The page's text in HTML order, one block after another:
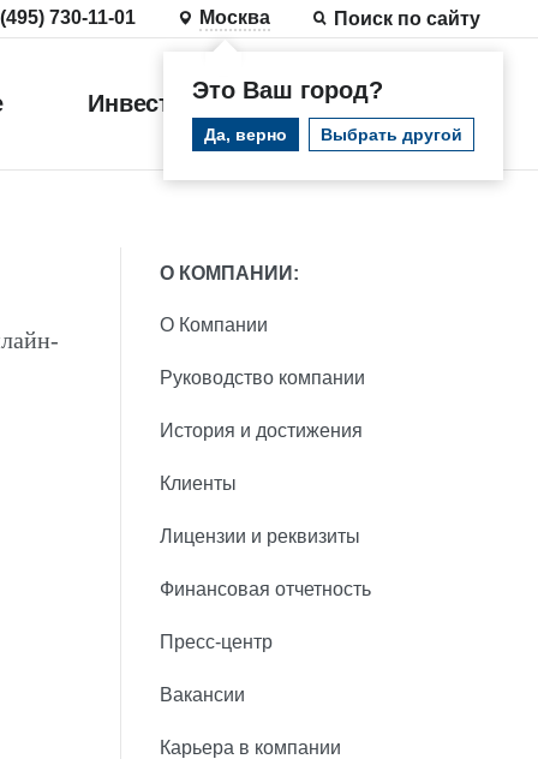
730-11-01 Москва
Это Ваш город?
Да, верно Выбрать другой
Поиск по сайту
Инвестиции
О КОМПАНИИ:
О Компании
Руководство компании
История и достижения
Клиенты
Лицензии и реквизиты
Финансовая отчетность
Пресс-центр
Вакансии
Карьера в компании